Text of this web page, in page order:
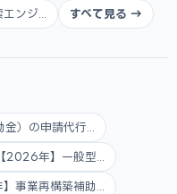
ンジ... すべて見る →
）の申請代行...
2026年】一般型...
事業再構築補助...